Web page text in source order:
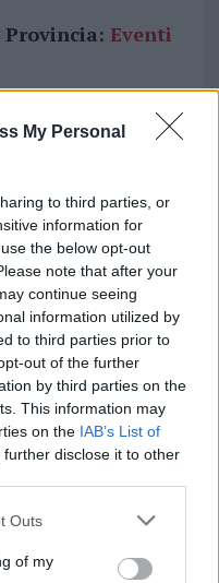
My Personal
to third parties, or
information for
the below opt-out
note that after your
continue seeing
information utilized by
to third parties prior to
out of the further
by third parties on the
This information may
on the IAB’s List of
further disclose it to other
one or more Google
You may click to
Outs
of my
Provincia: Eventi